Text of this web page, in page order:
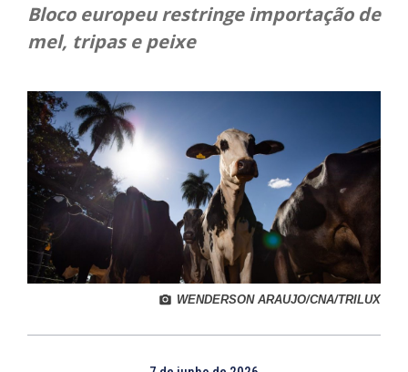
Bloco europeu restringe importação de
mel, tripas e peixe
WENDERSON ARAUJO/CNA/TRILUX